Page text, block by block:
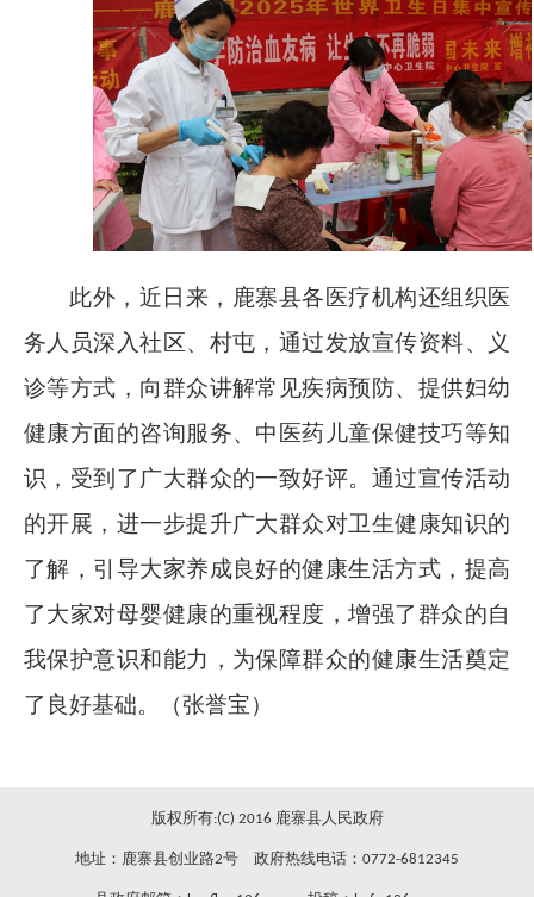
此外，近日来，鹿寨县各医疗机构还组织医
务人员深入社区、村屯，通过发放宣传资料、义
诊等方式，向群众讲解常见疾病预防、提供妇幼
健康方面的咨询服务、中医药儿童保健技巧等知
识，受到了广大群众的一致好评。通过宣传活动
的开展，进一步提升广大群众对卫生健康知识的
了解，引导大家养成良好的健康生活方式，提高
了大家对母婴健康的重视程度，增强了群众的自
我保护意识和能力，为保障群众的健康生活奠定
了良好基础。（张誉宝）
版权所有:(C) 2016 鹿寨县人民政府
地址：鹿寨县创业路2号 政府热线电话：0772-6812345